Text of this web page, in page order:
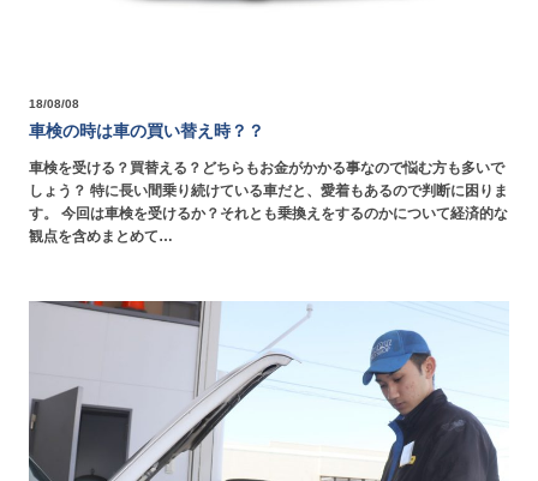
18/08/08
車検の時は車の買い替え時？？
車検を受ける？買替える？どちらもお金がかかる事なので悩む方も多いで
しょう？ 特に長い間乗り続けている車だと、愛着もあるので判断に困りま
す。 今回は車検を受けるか？それとも乗換えをするのかについて経済的な
観点を含めまとめて…